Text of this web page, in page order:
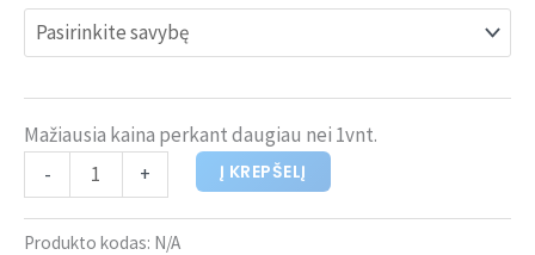
Mažiausia kaina perkant daugiau nei 1vnt.
-
+ Į KREPŠELĮ
Produkto kodas: N/A